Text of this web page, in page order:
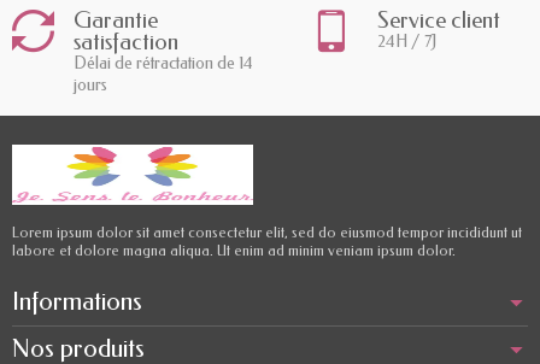
Garantie
satisfaction
Délai de rétractation de 14
jours
Service client
24H / 7J
Lorem ipsum dolor sit amet consectetur elit, sed do eiusmod tempor incididunt ut
labore et dolore magna aliqua. Ut enim ad minim veniam ipsum dolor.
Informations
Nos produits